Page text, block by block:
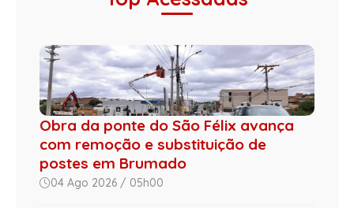
Obra da ponte do São Félix avança
com remoção e substituição de
postes em Brumado
04 Ago 2026 / 05h00